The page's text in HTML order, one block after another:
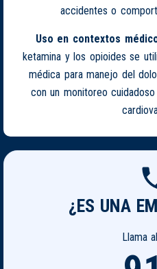
accidentes o
Uso en contextos
ketamina y los opioides se
médica para manejo del
con un monitoreo
¿ES UNA
Llama